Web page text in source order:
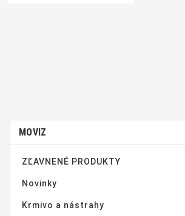
MOVIZ
ZĽAVNENÉ PRODUKTY
Novinky
Krmivo a nástrahy